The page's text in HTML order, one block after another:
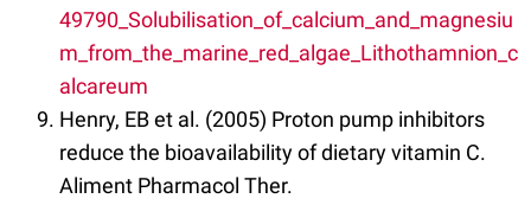
49790_Solubilisation_of_calcium_and_magnesiu
m_from_the_marine_red_algae_Lithothamnion_c
alcareum
Henry, EB et al. (2005) Proton pump inhibitors
reduce the bioavailability of dietary vitamin C.
Aliment Pharmacol Ther.